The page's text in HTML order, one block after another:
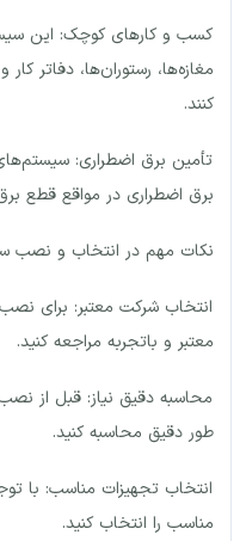
کسب و کارهای کوچک: این
مغازه‌ها، رستوران‌ها، دفاتر
کنند.
تأمین برق اضطراری:
برق اضطراری در مواقع قطع برق
نکات مهم در انتخاب و نصب سیستم
انتخاب شرکت معتبر: برای
معتبر و باتجربه مراجعه کنید.
محاسبه دقیق نیاز: قبل از
طور دقیق محاسبه کنید.
انتخاب تجهیزات مناسب: با
مناسب را انتخاب کنید.